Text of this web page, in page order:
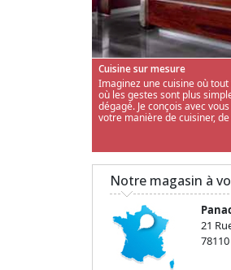
Cuisine sur mesure
Imaginez une cuisine où
où les gestes sont plus
dégagé. Je conçois avec
votre manière de cuisiner,
Notre magasin à
21